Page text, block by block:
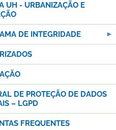
UH - URBANIZAÇÃO E
DE INTEGRIDADE
DE PROTEÇÃO DE DADOS
– LGPD
FREQUENTES